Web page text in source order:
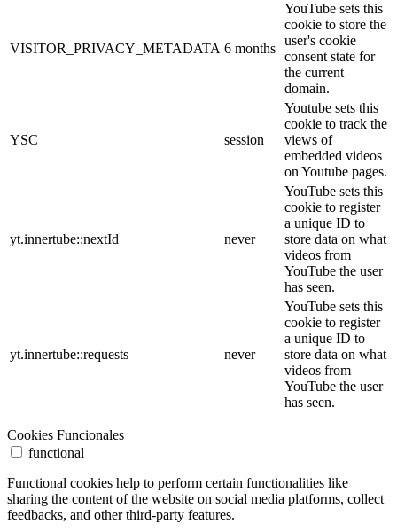
VISITOR_PRIVACY_METADATA 6 months
YouTube sets this
cookie to store the
user's cookie
consent state for
the current
domain.
YSC session
Youtube sets this
cookie to track the
views of
embedded videos
on Youtube pages.
yt.innertube::nextId never
YouTube sets this
cookie to register
a unique ID to
store data on what
videos from
YouTube the user
has seen.
yt.innertube::requests never
YouTube sets this
cookie to register
a unique ID to
store data on what
videos from
YouTube the user
has seen.
Cookies Funcionales
functional
Functional cookies help to perform certain functionalities like
sharing the content of the website on social media platforms, collect
feedbacks, and other third-party features.